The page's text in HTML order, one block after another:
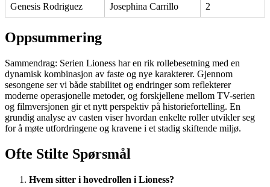
Genesis Rodriguez Josephina Carrillo 2
Oppsummering
Sammendrag: Serien Lioness har en rik rollebesetning med en
dynamisk kombinasjon av faste og nye karakterer. Gjennom
sesongene ser vi både stabilitet og endringer som reflekterer
moderne operasjonelle metoder, og forskjellene mellom TV-serien
og filmversjonen gir et nytt perspektiv på historiefortelling. En
grundig analyse av casten viser hvordan enkelte roller utvikler seg
for å møte utfordringene og kravene i et stadig skiftende miljø.
Ofte Stilte Spørsmål
Hvem sitter i hovedrollen i Lioness?